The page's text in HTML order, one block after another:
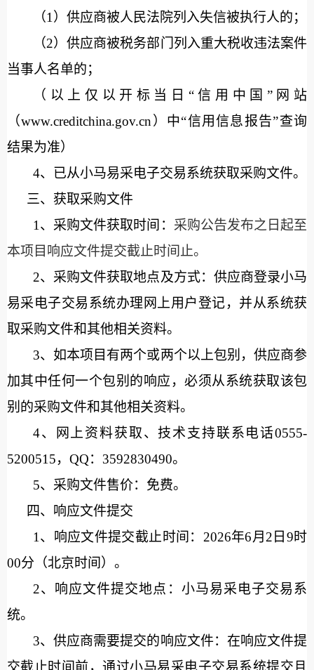
（1）供应商被人民法院列入失信被执行人的；
（2）供应商被税务部门列入重大税收违法案件
当事人名单的；
（以上仅以开标当日 “信用中国”网站
（www.creditchina.gov.cn）中“信用信息报告”查询
结果为准）
4、 已从小马易采电子交易系统获取采购文件。
三、获取采购文件
1、采购文件获取时间： 采购公告发布之日起至
本项目响应文件提交截止时间止。
2、采购文件获取地点及方式：供应商登录小马
易采电子交易系统办理网上用户登记，并从系统获
取采购文件和其他相关资料。
3、如本项目有两个或两个以上包别 ，供应商参
加其中任何一个包别的响应，必须从系统获取该包
别的采购文件和其他相关资料。
4、网上资料获取、技术支持联系电话0555-
5200515，QQ：3592830490。
5、采购文件售价：免费。
四、响应文件提交
1、响应文件提交截止时间： 2026年6月2 日 9时
00分（北京时间）。
2、响应文件提交地点 ：小马易采电子交易系
统。
3、供应商需要提交的响应文件：在响应文件提
交截止时间前，通过小马易采电子交易系统提交且